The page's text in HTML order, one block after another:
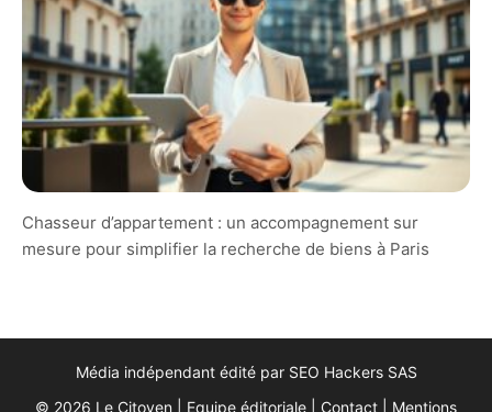
Chasseur d’appartement : un accompagnement sur
mesure pour simplifier la recherche de biens à Paris
Média indépendant édité par SEO Hackers SAS
© 2026 Le Citoyen | Equipe éditoriale Contact Mentions